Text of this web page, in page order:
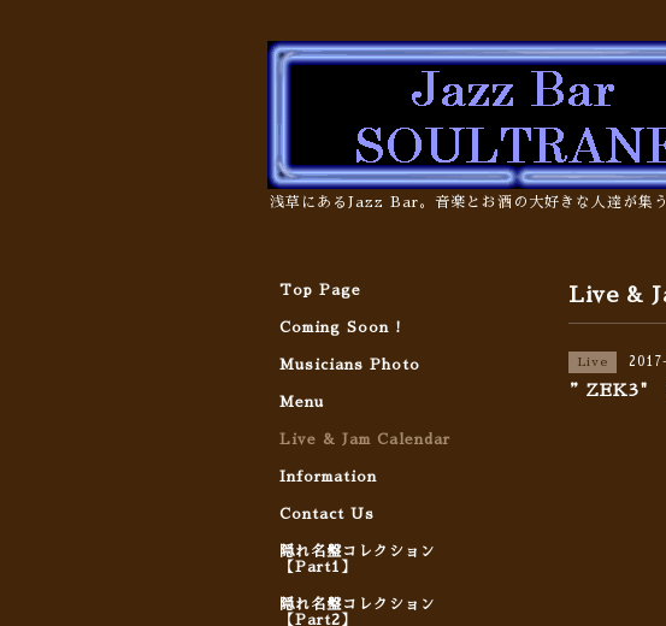
浅草にあるJazz Bar。音楽とお酒の大好きな人達が
Live &
Live
”ZEK3"
Top Page
Coming Soon !
Musicians Photo
Menu
Live & Jam Calendar
Information
Contact Us
隠れ名盤コレクション
【Part1】
隠れ名盤コレクション
【Part2】